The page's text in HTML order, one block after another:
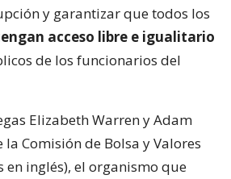
y garantizar que todos los
acceso libre e igualitario
de los funcionarios del
Elizabeth Warren y Adam
Comisión de Bolsa y Valores
en inglés), el organismo que